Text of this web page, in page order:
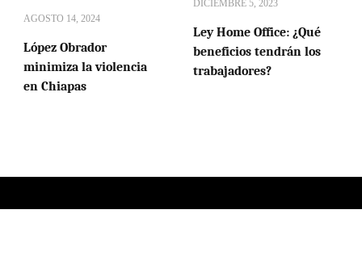
AGOSTO 14, 2024
López Obrador
minimiza la violencia
en Chiapas
DICIEMBRE 5, 2023
Ley Home Office: ¿Qué
beneficios tendrán los
trabajadores?